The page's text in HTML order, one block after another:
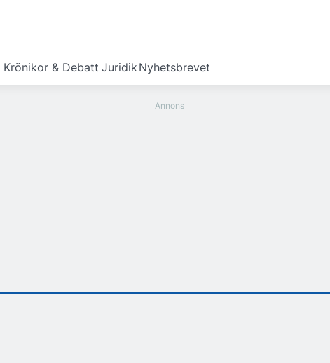
Krönikor & Debatt JuridikNyhetsbrevet